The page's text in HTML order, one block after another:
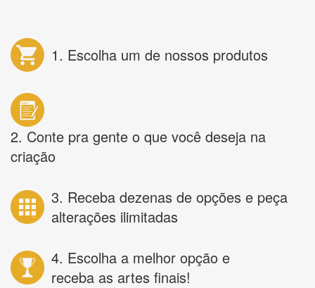
1. Escolha um de nossos produtos
2. Conte pra gente o que você deseja na
criação
3. Receba dezenas de opções e peça
alterações ilimitadas
4. Escolha a melhor opção e
receba as artes finais!